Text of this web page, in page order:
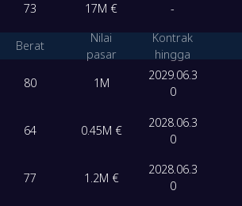
73 17M € -
Berat
Nilai
pasar
Kontrak
hingga
80 1M
2029.06.3
0
64 0.45M €
2028.06.3
0
77 1.2M €
2028.06.3
0